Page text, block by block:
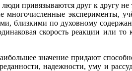
привязываются друг к другу не
многочисленные эксперименты,
близкими по духовному
скорость реакции или то
значение придают
надежности, уму и